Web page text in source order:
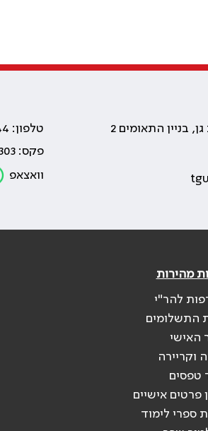
טלפון: 03-6100444
פקס: 03-5753303
וואצאפ
מהירות
להר"י
התשלומים
האישי
וקריירה
טפסים
פרטים אישיים
ספרי לימוד